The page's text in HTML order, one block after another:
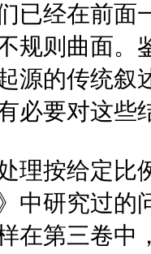
已经在前面
规则曲面。
源的传统叙
必要对这些
理按给定
中研究过的
在第三卷中